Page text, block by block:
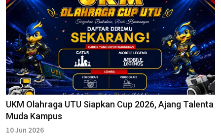
UKM Olahraga UTU Siapkan Cup 2026, Ajang Talenta
Muda Kampus
10 Jun 2026